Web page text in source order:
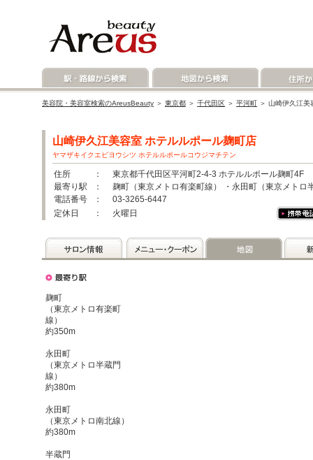
美容院・美容室検索のAreusBeauty ＞ 東京都 ＞ 千代田区 ＞ 平河町 ＞ 山崎伊久江
山崎伊久江美容室 ホテルルポール麹町店
ヤマザキイクエビヨウシツ ホテルルポールコウジマチテン
住所
： 東京都千代田区平河町2-4-3 ホテルルポール麹町4F
最寄り駅
： 麹町（東京メトロ有楽町線） ・永田町（東京メトロ
電話番号
： 03-3265-6447
定休日
： 火曜日
麹町
（東京メトロ有楽町
線）
約350m
永田町
（東京メトロ半蔵門
線）
約380m
永田町
（東京メトロ南北線）
約380m
半蔵門